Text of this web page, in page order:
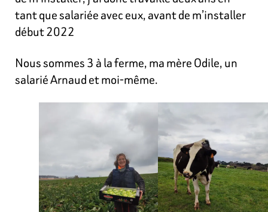
tant que salariée avec eux, avant de m’installer
début 2022
Nous sommes 3 à la ferme, ma mère Odile, un
salarié Arnaud et moi-même.